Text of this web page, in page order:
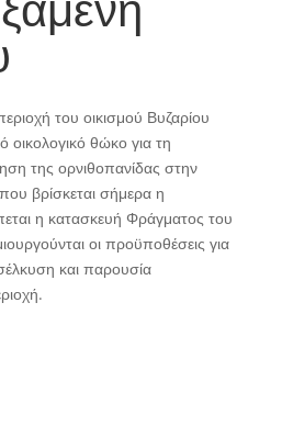
του οικισμού Βυζαρίου
οικολογικό θώκο για τη
της ορνιθοπανίδας στην
βρίσκεται σήμερα η
η κατασκευή Φράγματος του
οι προϋποθέσεις για
και παρουσία